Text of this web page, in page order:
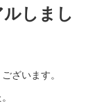
しまし
ざいます。